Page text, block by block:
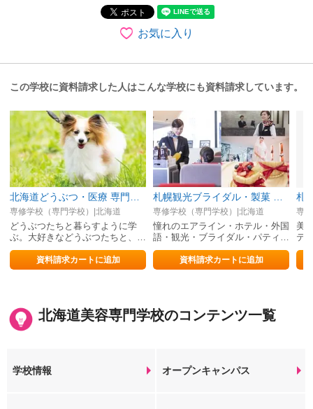
お気に入り
この学校に資料請求した人はこんな学校にも資料請求しています。
専修学校（専門学校）|北海道
どうぶつたちと暮らすように学
ぶ。大好きなどうぶつたちと、楽
しく過ごせる学校です。
資料請求カートに追加
専修学校（専門学校）|北海道
憧れのエアライン・ホテル・外国
語・観光・ブライダル・パティシ
エのプロに！
資料請求カートに追加
専
美
テ
北海道美容専門学校のコンテンツ一覧
学校情報 オープンキャンパス